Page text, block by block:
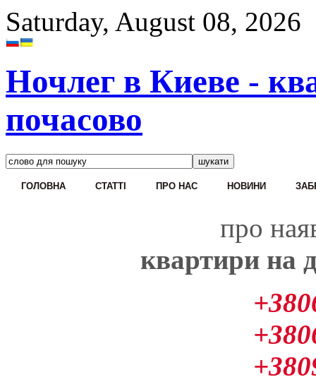
Saturday, August 08, 2026
Ночлег в Киеве -
почасово
ГОЛОВНА CТАТТІ ПРО НАС НОВИНИ
про
квартири на